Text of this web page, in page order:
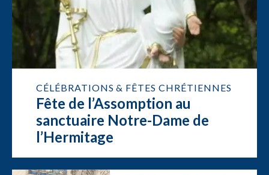
CÉLÉBRATIONS & FÊTES CHRÉTIENNES
Fête de l’Assomption au
sanctuaire Notre-Dame de
l’Hermitage